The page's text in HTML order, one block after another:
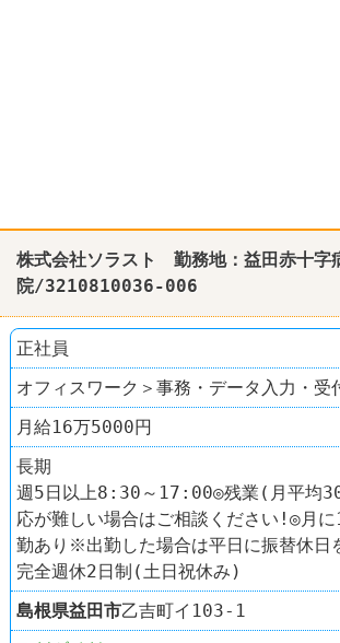
株式会社ソラスト 勤務地：益田赤十字
院/3210810036-006
正社員
オフィスワーク＞事務・データ入力・受
月給16万5000円
長期
週5日以上8:30～17:00◎残業(月平均
応が難しい場合はご相談ください!◎月
勤あり※出勤した場合は平日に振替休日
完全週休2日制(土日祝休み)
島根県益田市乙吉町イ103-1